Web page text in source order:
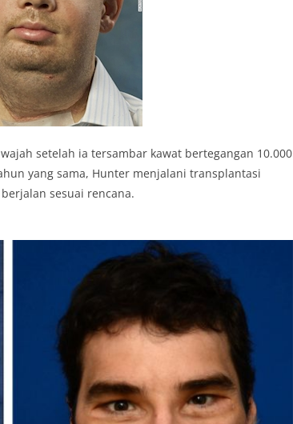
setelah ia tersambar kawat bertegangan 10.000
yang sama, Hunter menjalani transplantasi
sesuai rencana.